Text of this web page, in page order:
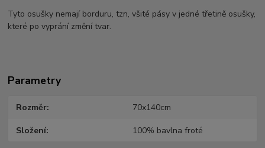
Tyto osušky nemají borduru, tzn, všité pásy v jedné třetině osušky,
které po vyprání změní tvar.
Parametry
Rozměr 70x140cm
Složení 100% bavlna froté